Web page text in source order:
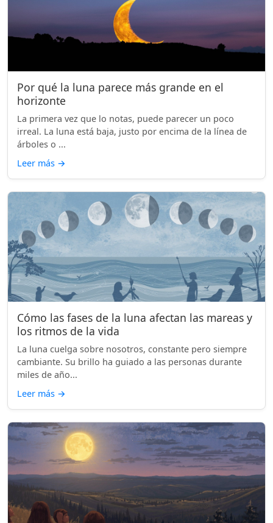
Por qué la luna parece más grande en el
horizonte
La primera vez que lo notas, puede parecer un poco
irreal. La luna está baja, justo por encima de la línea de
árboles o ...
Leer más →
Cómo las fases de la luna afectan las mareas y
los ritmos de la vida
La luna cuelga sobre nosotros, constante pero siempre
cambiante. Su brillo ha guiado a las personas durante
miles de año...
Leer más →